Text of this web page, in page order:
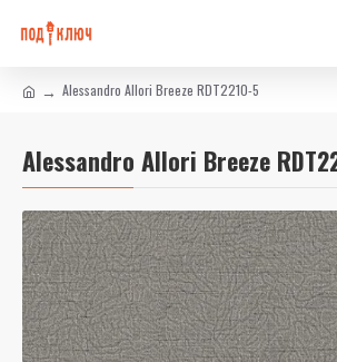
Alessandro Allori Breeze RDT2210-5
Alessandro Allori Breeze